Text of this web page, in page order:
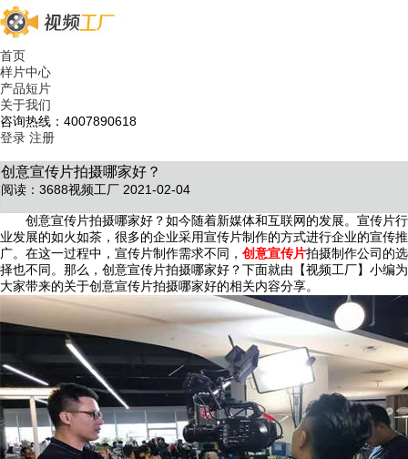
首页
样片中心
产品短片
关于我们
咨询热线：4007890618
登录 注册
创意宣传片拍摄哪家好？
阅读：3688视频工厂 2021-02-04
创意宣传片拍摄哪家好？如今随着新媒体和互联网的发展。宣传片行
业发展的如火如茶，很多的企业采用宣传片制作的方式进行企业的宣传推
广。在这一过程中，宣传片制作需求不同， 创意宣传片拍摄制作公司的选
择也不同。那么，创意宣传片拍摄哪家好？下面就由【视频工厂】小编为
大家带来的关于创意宣传片拍摄哪家好的相关内容分享。